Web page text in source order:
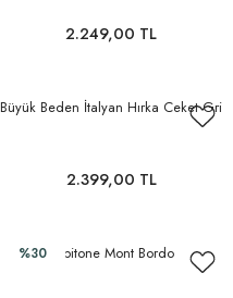
2.249,00 TL
Büyük Beden İtalyan Hırka Ceket Gri
2.399,00 TL
%30 Kapitone Mont Bordo